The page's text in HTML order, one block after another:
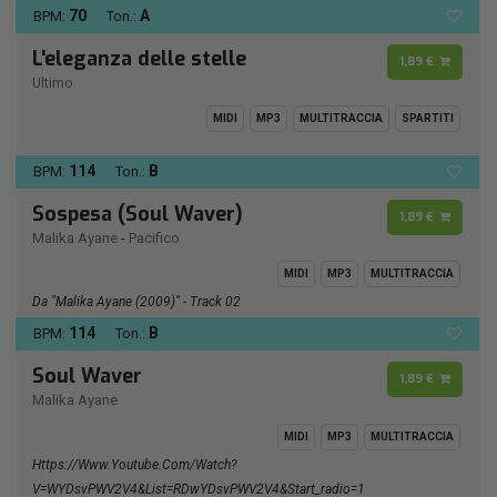
BPM: 70 Ton.: A
L'eleganza delle stelle
Ultimo
1,89 €
MIDI MP3 MULTITRACCIA SPARTITI
BPM: 114 Ton.: B
Sospesa (Soul Waver)
Malika Ayane - Pacifico
1,89 €
MIDI MP3 MULTITRACCIA
Da "Malika Ayane (2009)" - Track 02
BPM: 114 Ton.: B
Soul Waver
Malika Ayane
1,89 €
MIDI MP3 MULTITRACCIA
Https://www.youtube.com/watch?
V=wYDsvPWV2V4&list=RDwYDsvPWV2V4&start_radio=1